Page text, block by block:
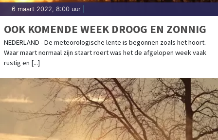
6 maart 2022, 8:00 uur
OOK KOMENDE WEEK DROOG EN ZONNIG
NEDERLAND - De meteorologische lente is begonnen zoals het hoort.
Waar maart normaal zijn staart roert was het de afgelopen week vaak
rustig en [...]